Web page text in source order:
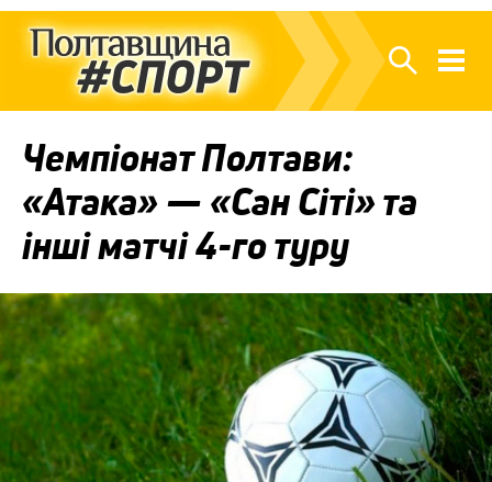
Чемпіонат Полтави:
«Атака» — «Сан Сіті» та
інші матчі 4-го туру